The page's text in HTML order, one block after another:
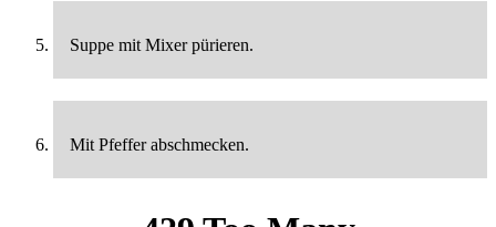
Suppe mit Mixer pürieren.
Mit Pfeffer abschmecken.